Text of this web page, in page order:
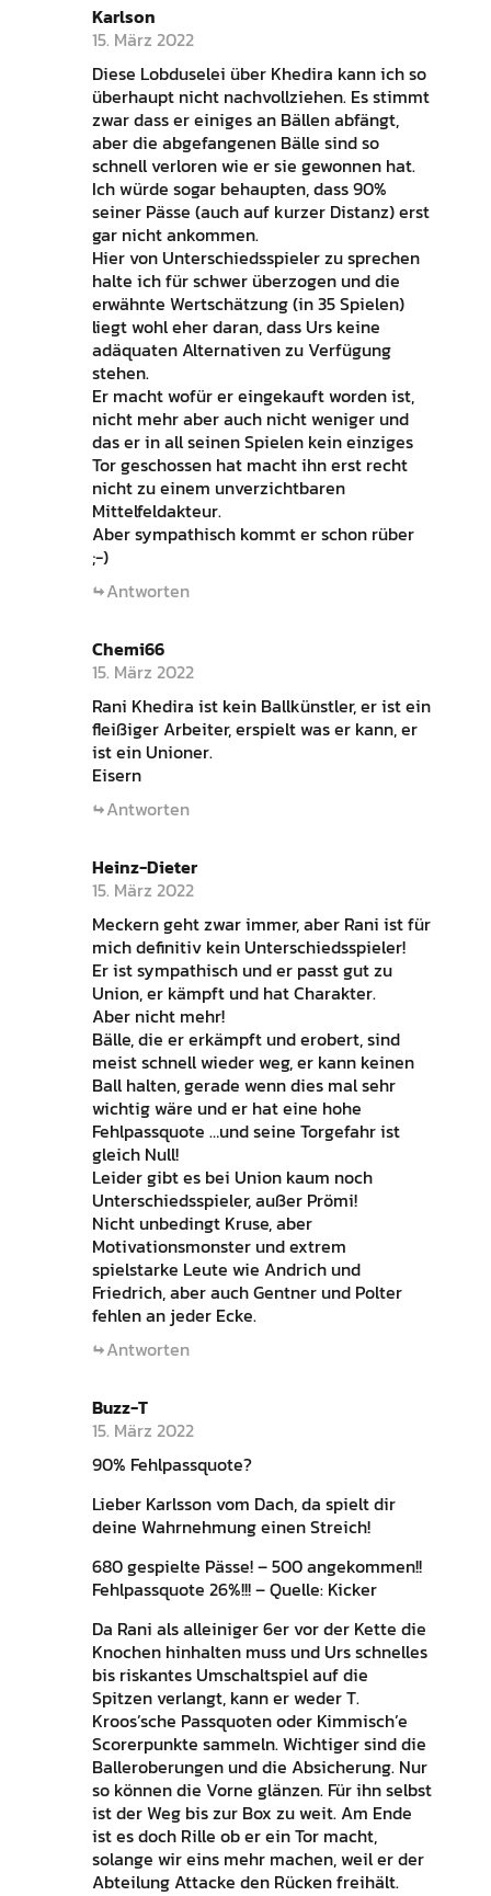
Karlson
15. März 2022
Diese Lobduselei über Khedira kann ich so
überhaupt nicht nachvollziehen. Es stimmt
zwar dass er einiges an Bällen abfängt,
aber die abgefangenen Bälle sind so
schnell verloren wie er sie gewonnen hat.
Ich würde sogar behaupten, dass 90%
seiner Pässe (auch auf kurzer Distanz) erst
gar nicht ankommen.
Hier von Unterschiedsspieler zu sprechen
halte ich für schwer überzogen und die
erwähnte Wertschätzung (in 35 Spielen)
liegt wohl eher daran, dass Urs keine
adäquaten Alternativen zu Verfügung
stehen.
Er macht wofür er eingekauft worden ist,
nicht mehr aber auch nicht weniger und
das er in all seinen Spielen kein einziges
Tor geschossen hat macht ihn erst recht
nicht zu einem unverzichtbaren
Mittelfeldakteur.
Aber sympathisch kommt er schon rüber
;-)
Antworten
Chemi66
15. März 2022
Rani Khedira ist kein Ballkünstler, er ist ein
fleißiger Arbeiter, erspielt was er kann, er
ist ein Unioner.
Eisern
Antworten
Heinz-Dieter
15. März 2022
Meckern geht zwar immer, aber Rani ist für
mich definitiv kein Unterschiedsspieler!
Er ist sympathisch und er passt gut zu
Union, er kämpft und hat Charakter.
Aber nicht mehr!
Bälle, die er erkämpft und erobert, sind
meist schnell wieder weg, er kann keinen
Ball halten, gerade wenn dies mal sehr
wichtig wäre und er hat eine hohe
Fehlpassquote …und seine Torgefahr ist
gleich Null!
Leider gibt es bei Union kaum noch
Unterschiedsspieler, außer Prömi!
Nicht unbedingt Kruse, aber
Motivationsmonster und extrem
spielstarke Leute wie Andrich und
Friedrich, aber auch Gentner und Polter
fehlen an jeder Ecke.
Antworten
Buzz-T
15. März 2022
90% Fehlpassquote?
Lieber Karlsson vom Dach, da spielt dir
deine Wahrnehmung einen Streich!
680 gespielte Pässe! – 500 angekommen!!
Fehlpassquote 26%!!! – Quelle: Kicker
Da Rani als alleiniger 6er vor der Kette die
Knochen hinhalten muss und Urs schnelles
bis riskantes Umschaltspiel auf die
Spitzen verlangt, kann er weder T.
Kroos’sche Passquoten oder Kimmisch’e
Scorerpunkte sammeln. Wichtiger sind die
Balleroberungen und die Absicherung. Nur
so können die Vorne glänzen. Für ihn selbst
ist der Weg bis zur Box zu weit. Am Ende
ist es doch Rille ob er ein Tor macht,
solange wir eins mehr machen, weil er der
Abteilung Attacke den Rücken freihält.